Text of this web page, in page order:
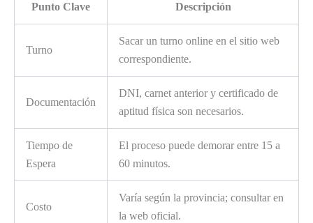
Punto Clave Descripción
Turno
Sacar un turno online en el sitio web
correspondiente.
Documentación
DNI, carnet anterior y certificado de
aptitud física son necesarios.
Tiempo de
Espera
El proceso puede demorar entre 15 a
60 minutos.
Costo
Varía según la provincia; consultar en
la web oficial.